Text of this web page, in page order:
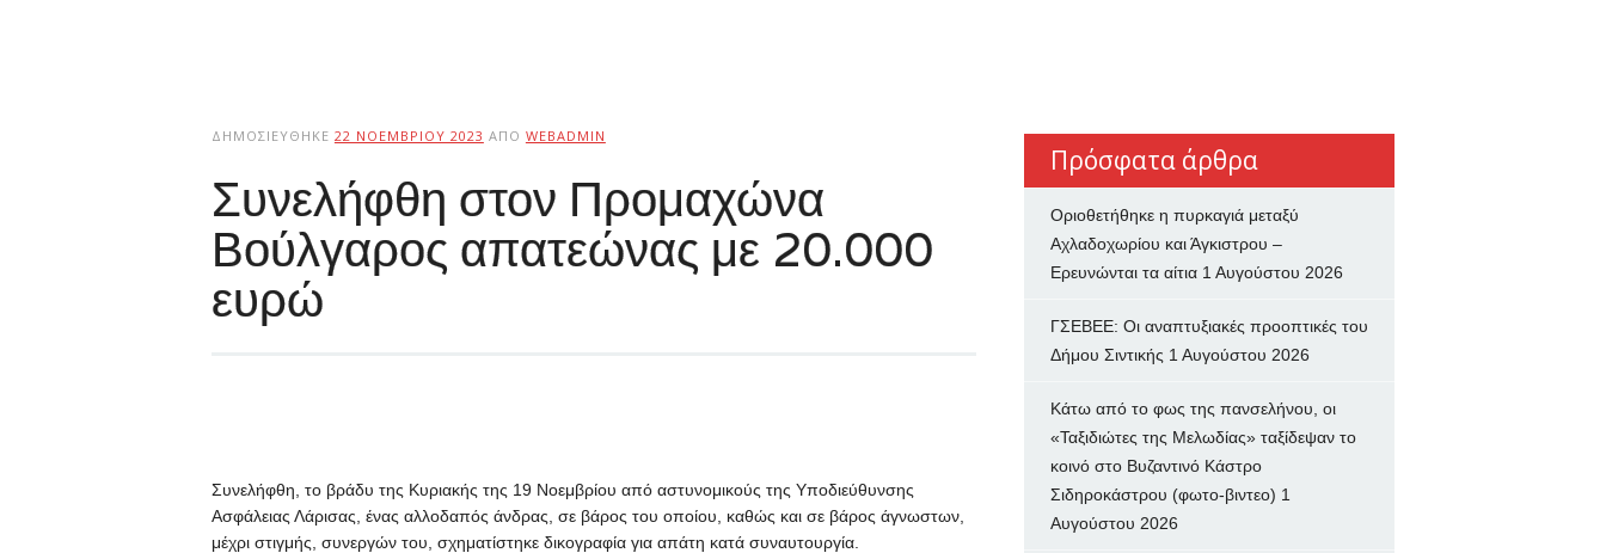
ΔΗΜΟΣΙΕΎΘΗΚΕ 22 ΝΟΕΜΒΡΊΟΥ 2023 ΑΠΌ WEBADMIN
Συνελήφθη στον Προμαχώνα
Βούλγαρος απατεώνας με 20.000
ευρώ
Συνελήφθη, το βράδυ της Κυριακής της 19 Νοεμβρίου από αστυνομικούς της Υποδιεύθυνσης
Ασφάλειας Λάρισας, ένας αλλοδαπός άνδρας, σε βάρος του οποίου, καθώς και σε βάρος άγνωστων,
μέχρι στιγμής, συνεργών του, σχηματίστηκε δικογραφία για απάτη κατά συναυτουργία.
Πρόσφατα άρθρα
Οριοθετήθηκε η πυρκαγιά μεταξύ
Αχλαδοχωρίου και Άγκιστρου –
Ερευνώνται τα αίτια 1 Αυγούστου 2026
ΓΣΕΒΕΕ: Οι αναπτυξιακές προοπτικές του
Δήμου Σιντικής 1 Αυγούστου 2026
Κάτω από το φως της πανσελήνου, οι
«Ταξιδιώτες της Μελωδίας» ταξίδεψαν το
κοινό στο Βυζαντινό Κάστρο
Σιδηροκάστρου (φωτο-βιντεο) 1
Αυγούστου 2026